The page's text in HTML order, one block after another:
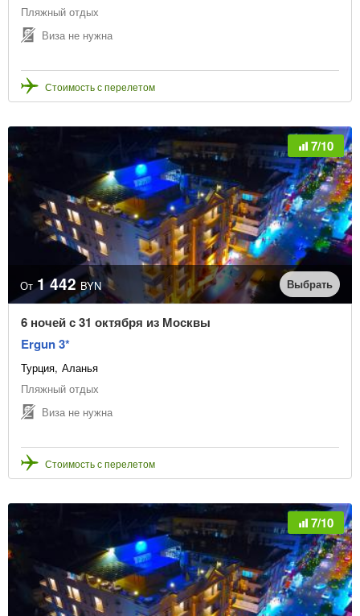
Пляжный отдых
Виза не нужна
Стоимость с перелетом
7/10
От 1 442 BYN Выбрать
6 ночей с 31 октября из Москвы
Ergun 3*
Турция Аланья
Пляжный отдых
Виза не нужна
Стоимость с перелетом
7/10